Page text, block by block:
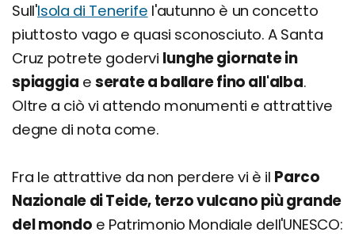
Sull'Isola di Tenerife l'autunno è un concetto
piuttosto vago e quasi sconosciuto. A Santa
Cruz potrete godervi lunghe giornate in
spiaggia e serate a ballare fino all'alba.
Oltre a ciò vi attendo monumenti e attrattive
degne di nota come.
Fra le attrattive da non perdere vi è il Parco
Nazionale di Teide, terzo vulcano più grande
del mondo e Patrimonio Mondiale dell'UNESCO: